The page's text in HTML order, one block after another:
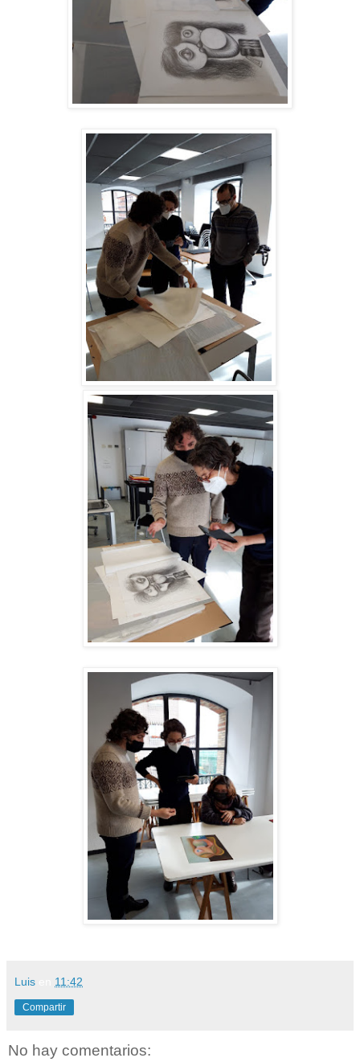
Luis 11:42
Compartir
No hay comentarios: